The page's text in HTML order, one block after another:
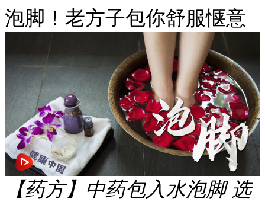
泡脚！老方子包你舒服惬意
【药方】中药包入水泡脚 选